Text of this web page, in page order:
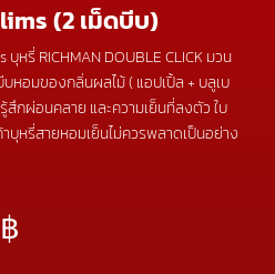
(2 เม็ดบีบ)
หรี่ RICHMAN DOUBLE CLICK มวน
หอมของกลิ่นผลไม้ ( แอปเปิ้ล + บลูเบ
กผ่อนคลาย และความเย็นที่ลงตัว ใบ
หรี่สายหอมเย็นไม่ควรพลาดเป็นอย่าง
฿